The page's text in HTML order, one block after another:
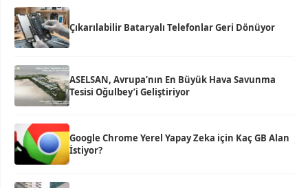
Çıkarılabilir Bataryalı Telefonlar Geri Dönüyor
ASELSAN, Avrupa’nın En Büyük Hava Savunma
Tesisi Oğulbey’i Geliştiriyor
Google Chrome Yerel Yapay Zeka için Kaç GB Alan
İstiyor?